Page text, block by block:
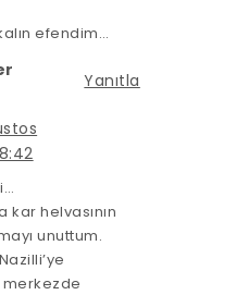
efendim…
Yanıtla
kar helvasının
unuttum.
merkezde